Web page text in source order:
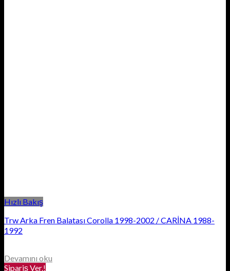
Hızlı Bakış
Trw Arka Fren Balatası Corolla 1998-2002 / CARİNA 1988-
1992
Devamını oku
Sipariş Ver.!